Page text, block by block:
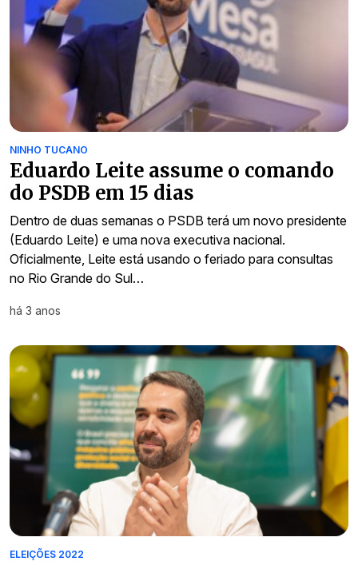
NINHO TUCANO
Eduardo Leite assume o comando
do PSDB em 15 dias
Dentro de duas semanas o PSDB terá um novo presidente
(Eduardo Leite) e uma nova executiva nacional.
Oficialmente, Leite está usando o feriado para consultas
no Rio Grande do Sul…
há 3 anos
ELEIÇÕES 2022